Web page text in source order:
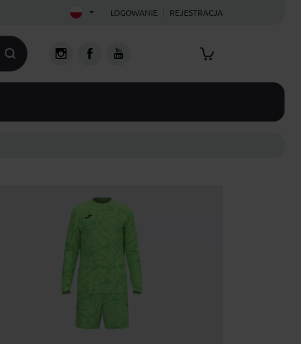
LOGOWANIE REJESTRACJA